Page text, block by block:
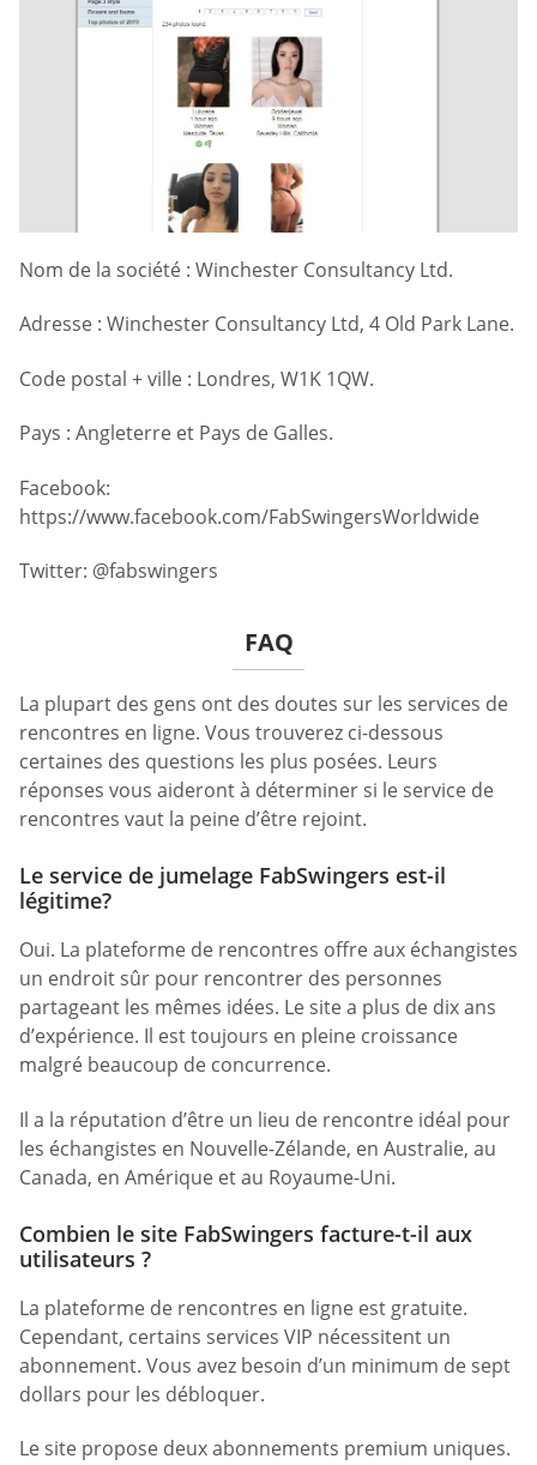
Nom de la société : Winchester Consultancy Ltd.
Adresse : Winchester Consultancy Ltd, 4 Old Park Lane.
Code postal + ville : Londres, W1K 1QW.
Pays : Angleterre et Pays de Galles.
Facebook:
https://www.facebook.com/FabSwingersWorldwide
Twitter: @fabswingers
FAQ
La plupart des gens ont des doutes sur les services de
rencontres en ligne. Vous trouverez ci-dessous
certaines des questions les plus posées. Leurs
réponses vous aideront à déterminer si le service de
rencontres vaut la peine d’être rejoint.
Le service de jumelage FabSwingers est-il
légitime?
Oui. La plateforme de rencontres offre aux échangistes
un endroit sûr pour rencontrer des personnes
partageant les mêmes idées. Le site a plus de dix ans
d’expérience. Il est toujours en pleine croissance
malgré beaucoup de concurrence.
Il a la réputation d’être un lieu de rencontre idéal pour
les échangistes en Nouvelle-Zélande, en Australie, au
Canada, en Amérique et au Royaume-Uni.
Combien le site FabSwingers facture-t-il aux
utilisateurs ?
La plateforme de rencontres en ligne est gratuite.
Cependant, certains services VIP nécessitent un
abonnement. Vous avez besoin d’un minimum de sept
dollars pour les débloquer.
Le site propose deux abonnements premium uniques.